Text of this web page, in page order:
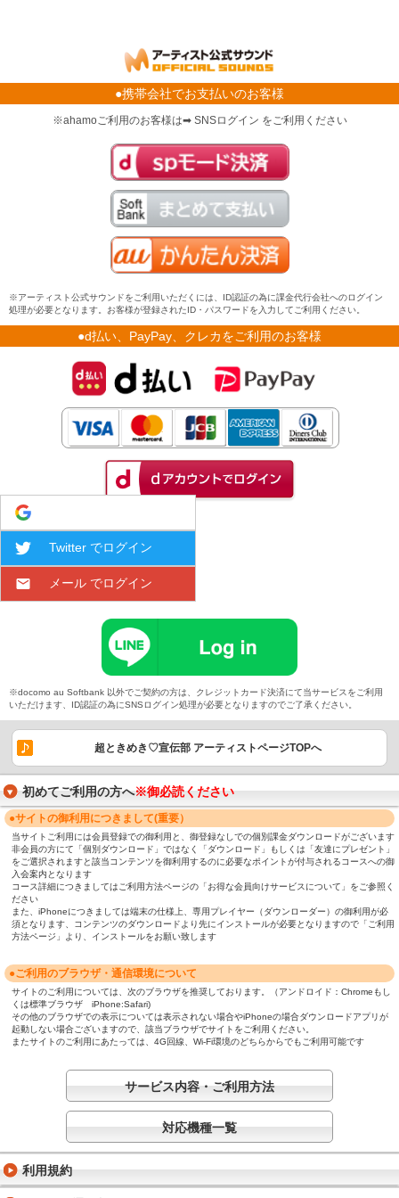
●携帯会社でお支払いのお客様
※ahamoご利用のお客様は➡ SNSログイン をご利用ください
※アーティスト公式サウンドをご利用いただくには、ID認証の為に課金代行会社へのログイン
処理が必要となります。お客様が登録されたID・パスワードを入力してご利用ください。
●d払い、PayPay、クレカをご利用のお客様
Twitter でログイン
メール でログイン
※docomo au Softbank 以外でご契約の方は、クレジットカード決済にて当サービスをご利用
いただけます、ID認証の為にSNSログイン処理が必要となりますのでご了承ください。
超ときめき♡宣伝部 アーティストページTOPへ
初めてご利用の方へ※御必読ください
●サイトの御利用につきまして(重要）
当サイトご利用には会員登録での御利用と、御登録なしでの個別課金ダウンロードがございます
非会員の方にて「個別ダウンロード」ではなく「ダウンロード」もしくは「友達にプレゼント」
をご選択されますと該当コンテンツを御利用するのに必要なポイントが付与されるコースへの御
入会案内となります
コース詳細につきましてはご利用方法ページの「お得な会員向けサービスについて」をご参照く
ださい
また、iPhoneにつきましては端末の仕様上、専用プレイヤー（ダウンローダー）の御利用が必
須となります、コンテンツのダウンロードより先にインストールが必要となりますので「ご利用
方法ページ」より、インストールをお願い致します
●ご利用のブラウザ・通信環境について
サイトのご利用については、次のブラウザを推奨しております。（アンドロイド：Chromeもし
くは標準ブラウザ iPhone:Safari)
その他のブラウザでの表示については表示されない場合やiPhoneの場合ダウンロードアプリが
起動しない場合ございますので、該当ブラウザでサイトをご利用ください。
またサイトのご利用にあたっては、4G回線、Wi-Fi環境のどちらからでもご利用可能です
サービス内容・ご利用方法
対応機種一覧
利用規約